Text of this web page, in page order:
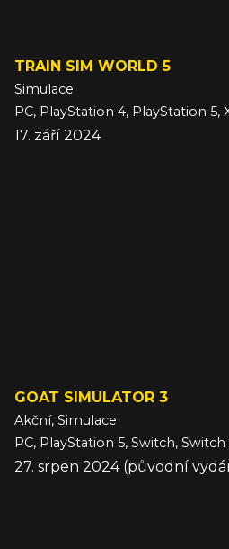
TRAIN SIM WORLD 5
Simulace
PC, PlayStation 4, PlayStation 5,
17. září 2024
GOAT SIMULATOR 3
Akční, Simulace
PC, PlayStation 5, Switch, Switch
27. srpen 2024 (původní